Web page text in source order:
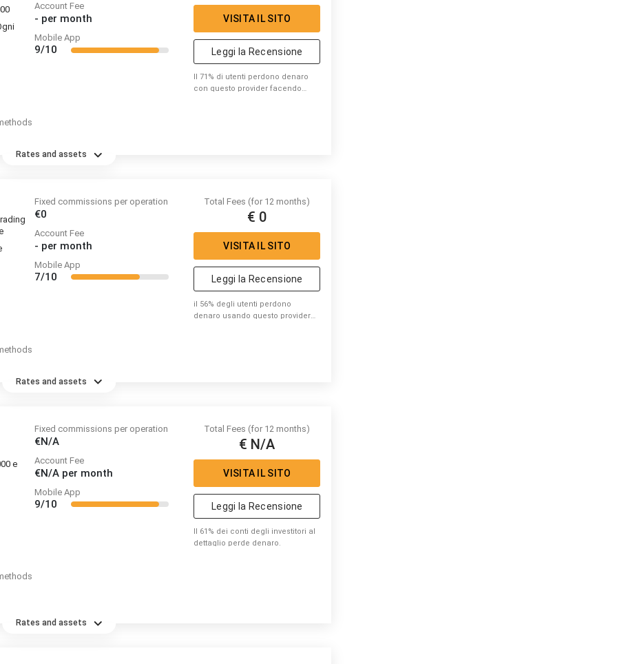
Account Fee
- per month
Mobile App
9/10
VISITA IL SITO
Leggi la Recensione
Il 71% di utenti perdono denaro
con questo provider facendo
Rates and assets
Fixed commissions per operation
€0
Account Fee
- per month
Mobile App
7/10
Total Fees (for 12 months)
€ 0
VISITA IL SITO
Leggi la Recensione
il 56% degli utenti perdono
denaro usando questo provider
Rates and assets
e
Fixed commissions per operation
€N/A
Account Fee
€N/A per month
Mobile App
9/10
Total Fees (for 12 months)
€ N/A
VISITA IL SITO
Leggi la Recensione
Il 61% dei conti degli investitori al
dettaglio perde denaro.
Rates and assets